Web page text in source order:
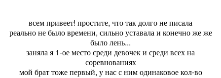
всем привеет! простите, что так долго не писала
реально не было времени, сильно уставала и конечно же же
было лень...
заняла я 1-ое место среди девочек и среди всех на
соревнованиях
мой брат тоже первый, у нас с ним одинаковое кол-во